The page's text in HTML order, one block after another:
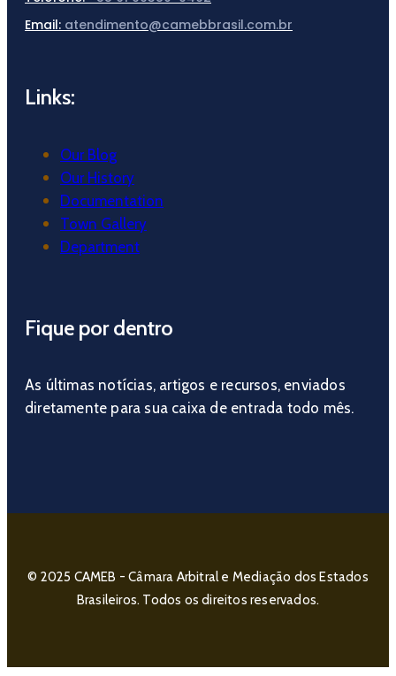
Email: atendimento@camebbrasil.com.br
Links:
Our Blog
Our History
Documentation
Town Gallery
Department
Fique por dentro
As últimas notícias, artigos e recursos, enviados
diretamente para sua caixa de entrada todo mês.
© 2025 CAMEB - Câmara Arbitral e Mediação dos Estados
Brasileiros. Todos os direitos reservados.